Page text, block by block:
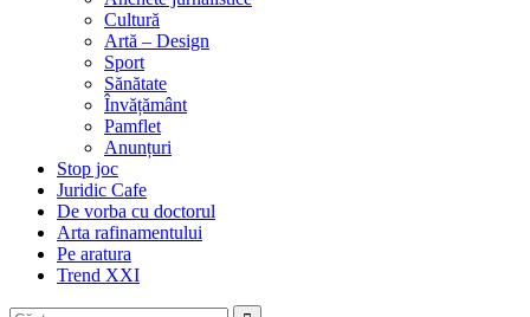
Cultură
Artă – Design
Sport
Sănătate
Învățământ
Pamflet
Anunțuri
Stop joc
Juridic Cafe
De vorba cu doctorul
Arta rafinamentului
Pe aratura
Trend XXI